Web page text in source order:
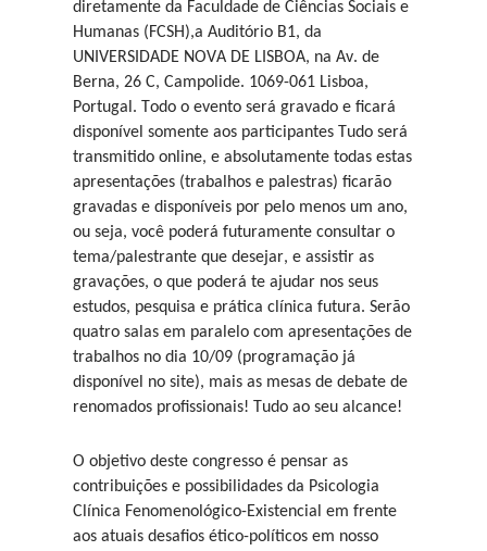
diretamente da Faculdade de Ciências Sociais e
Humanas (FCSH),a Auditório B1, da
UNIVERSIDADE NOVA DE LISBOA, na Av. de
Berna, 26 C, Campolide. 1069-061 Lisboa,
Portugal. Todo o evento será gravado e ficará
disponível somente aos participantes Tudo será
transmitido online, e absolutamente todas estas
apresentações (trabalhos e palestras) ficarão
gravadas e disponíveis por pelo menos um ano,
ou seja, você poderá futuramente consultar o
tema/palestrante que desejar, e assistir as
gravações, o que poderá te ajudar nos seus
estudos, pesquisa e prática clínica futura. Serão
quatro salas em paralelo com apresentações de
trabalhos no dia 10/09 (programação já
disponível no site), mais as mesas de debate de
renomados profissionais! Tudo ao seu alcance!
O objetivo deste congresso é pensar as
contribuições e possibilidades da Psicologia
Clínica Fenomenológico-Existencial em frente
aos atuais desafios ético-políticos em nosso